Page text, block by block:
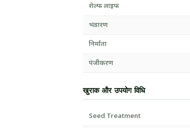
शेल्फ लाइफ
भंडारण
निर्माता
पंजीकरण
खुराक और उपयोग विधि
Seed Treatment